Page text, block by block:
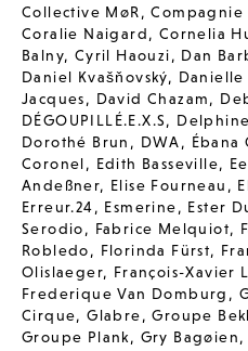
Collective MøR,Compagnie
Coralie Naigard, Cornelia
Balny, Cyril Haouzi, Dan
Daniel Kvašňovský, Danielle
Jacques, David Chazam,
DÉGOUPILLÉ.E.X.S,
Dorothé Brun , DWA, Ébana
Coronel, Edith Basseville,
Andeßner, Elise Fourneau ,
Erreur.24, Esmerine, Ester
Serodio, Fabrice Melquiot,
Robledo, Florinda Fürst,
Olislaeger, François-Xavier
Frederique Van Domburg ,
Cirque,Glabre,Groupe
Groupe Plank, Gry Bagøien,